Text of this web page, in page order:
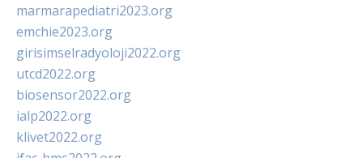
marmarapediatri2023.org
emchie2023.org
girisimselradyoloji2022.org
utcd2022.org
biosensor2022.org
ialp2022.org
klivet2022.org